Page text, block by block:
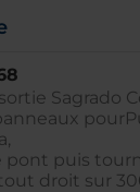
Sagrado
pont puis
droit sur